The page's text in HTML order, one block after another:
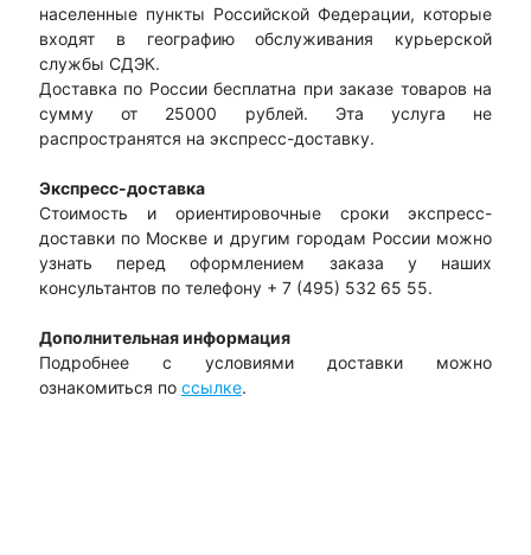
населенные пункты Российской Федерации, которые
входят в географию обслуживания курьерской
службы СДЭК.
Доставка по России бесплатна при заказе товаров на
сумму от 25000 рублей. Эта услуга не
распространятся на экспресс-доставку.
Экспресс-доставка
Стоимость и ориентировочные сроки экспресс-
доставки по Москве и другим городам России можно
узнать перед оформлением заказа у наших
консультантов по телефону + 7 (495) 532 65 55.
Дополнительная информация
Подробнее с условиями доставки можно
ознакомиться по ссылке.